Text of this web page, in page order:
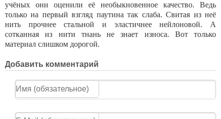
учёных они оценили её не­обыкновенное качество. Ведь
только на первый взгляд паутина так слаба. Свитая из неё
нить проч­нее стальной и эластичнее нейлоновой. А
сотканная из нити тнань не знает из­носа. Вот только
материал слишком дорогой.
Добавить комментарий